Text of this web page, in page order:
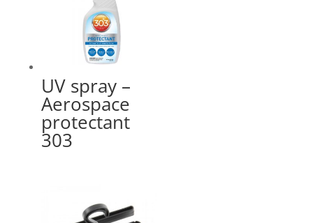
UV spray –
Aerospace
protectant
303